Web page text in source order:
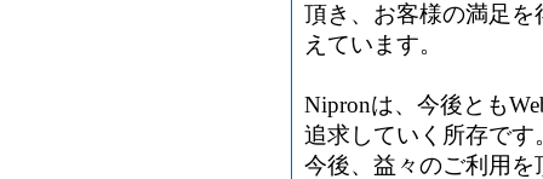
頂き、お客様の満足
えています。
Nipronは、今後とも
追求していく所存です
今後、益々のご利用